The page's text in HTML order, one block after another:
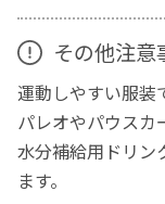
その他注意
運動しやすい服装
パレオやパウスカ
水分補給用ドリン
ます。